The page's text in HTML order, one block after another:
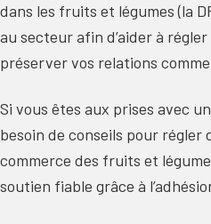
dans les fruits et légumes (la
au secteur afin d’aider à
préserver vos relations
Si vous êtes aux prises avec
besoin de conseils pour régler
commerce des fruits et
soutien fiable grâce à